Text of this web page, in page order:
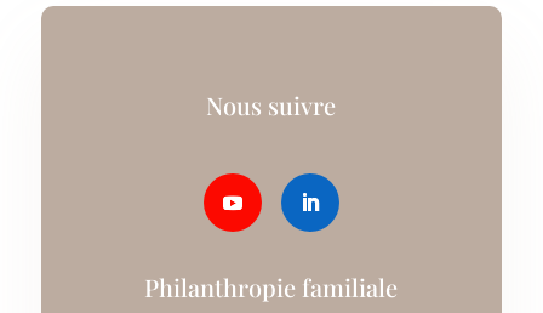
Nous suivre
Philanthropie familiale